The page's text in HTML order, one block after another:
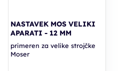
NASTAVEK MOS VELIKI
APARATI - 12 MM
primeren za velike strojčke
Moser